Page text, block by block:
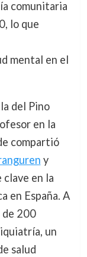
comunitaria
lo que
mental en el
del Pino
en la
compartió
y
clave en la
en España. A
de 200
un
salud